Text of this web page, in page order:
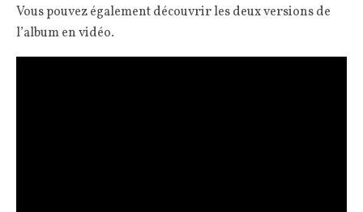
Vous pouvez également découvrir les deux versions de
l’album en vidéo.